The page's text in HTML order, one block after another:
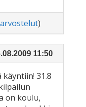
)
11:50
käyntiin! 31.8
on koulu,